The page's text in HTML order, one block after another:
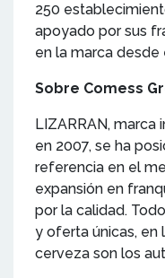
250
apoyado por sus
en la marca desde
Sobre Comess
LIZARRAN, marca
en 2007, se ha
referencia en el
expansión en
por la calidad.
y oferta únicas, en
cerveza son los